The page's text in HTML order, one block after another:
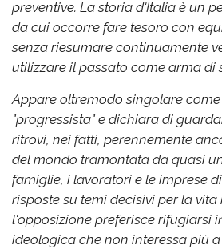
preventive. La storia d'Italia è un
da cui occorre fare tesoro con
senza riesumare continuamente
utilizzare il passato come arma di
Appare oltremodo singolare
"progressista" e dichiara di
ritrovi, nei fatti, perennemente
del mondo tramontata da quasi
famiglie, i lavoratori e le imprese
risposte su temi decisivi per la vita
l'opposizione preferisce rifugiarsi
ideologica che non interessa più